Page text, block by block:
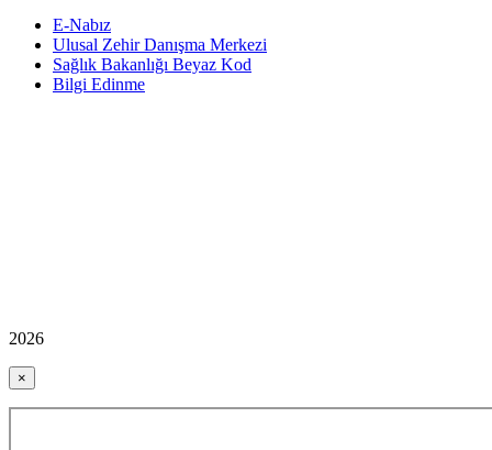
E-Nabız
Ulusal Zehir Danışma Merkezi
Sağlık Bakanlığı Beyaz Kod
Bilgi Edinme
2026
×